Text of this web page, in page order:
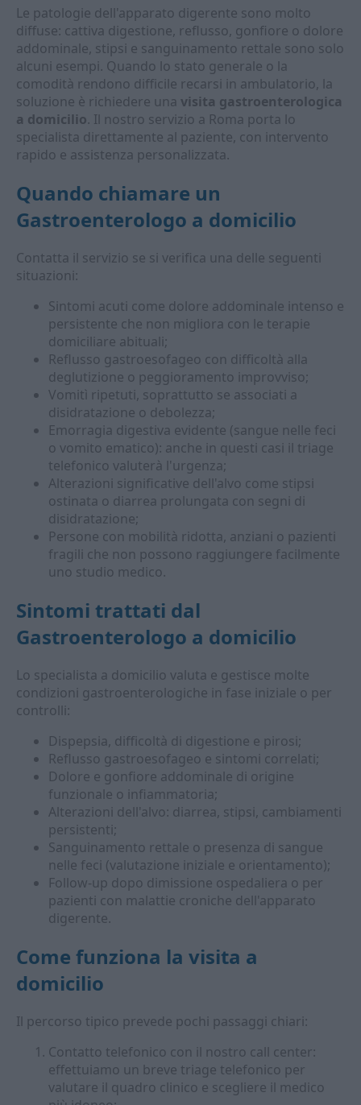
Le patologie dell'apparato digerente sono molto
diffuse: cattiva digestione, reflusso, gonfiore o dolore
addominale, stipsi e sanguinamento rettale sono solo
alcuni esempi. Quando lo stato generale o la
comodità rendono difficile recarsi in ambulatorio, la
soluzione è richiedere una visita gastroenterologica
a domicilio. Il nostro servizio a Roma porta lo
specialista direttamente al paziente, con intervento
rapido e assistenza personalizzata.
Quando chiamare un
Gastroenterologo a domicilio
Contatta il servizio se si verifica una delle seguenti
situazioni:
Sintomi acuti come dolore addominale intenso e
persistente che non migliora con le terapie
domiciliare abituali;
Reflusso gastroesofageo con difficoltà alla
deglutizione o peggioramento improvviso;
Vomitì ripetuti, soprattutto se associati a
disidratazione o debolezza;
Emorragia digestiva evidente (sangue nelle feci
o vomito ematico): anche in questi casi il triage
telefonico valuterà l'urgenza;
Alterazioni significative dell'alvo come stipsi
ostinata o diarrea prolungata con segni di
disidratazione;
Persone con mobilità ridotta, anziani o pazienti
fragili che non possono raggiungere facilmente
uno studio medico.
Sintomi trattati dal
Gastroenterologo a domicilio
Lo specialista a domicilio valuta e gestisce molte
condizioni gastroenterologiche in fase iniziale o per
controlli:
Dispepsia, difficoltà di digestione e pirosi;
Reflusso gastroesofageo e sintomi correlati;
Dolore e gonfiore addominale di origine
funzionale o infiammatoria;
Alterazioni dell'alvo: diarrea, stipsi, cambiamenti
persistenti;
Sanguinamento rettale o presenza di sangue
nelle feci (valutazione iniziale e orientamento);
Follow-up dopo dimissione ospedaliera o per
pazienti con malattie croniche dell'apparato
digerente.
Come funziona la visita a
domicilio
Il percorso tipico prevede pochi passaggi chiari:
Contatto telefonico con il nostro call center:
effettuiamo un breve triage telefonico per
valutare il quadro clinico e scegliere il medico